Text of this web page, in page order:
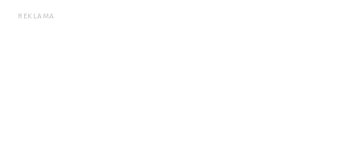
REKLAMA